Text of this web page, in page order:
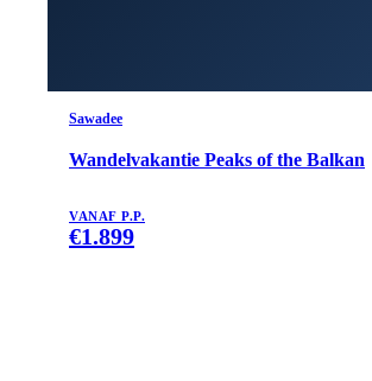
Sawadee
Wandelvakantie Peaks of the Balkan
VANAF P.P.
€1.899